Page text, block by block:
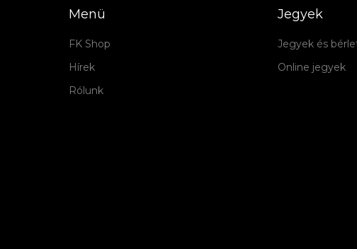
Menü
FK Shop
Hírek
Rólunk
Jegyek
Jegyek és
Online jegyek